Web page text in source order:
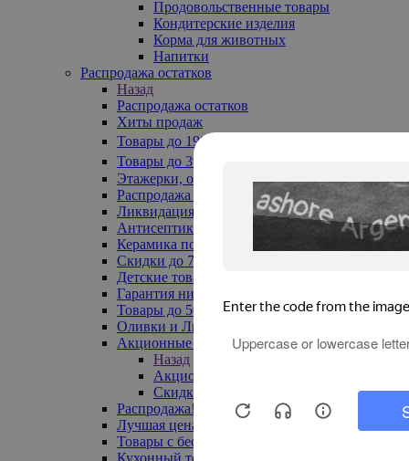
Продовольственные товары
Кондитерские изделия
Корма для животных
Напитки
Распродажа остатков
Назад
Распродажа остатков
Хиты продаж
Товары до 199₽
Товары до 399₽
Этажерки, обувницы
Распродажа текстиля до -50%
Ликвидация до -70%
Антисептики
Керамика по 129 руб
Скидки до 70%
Детские товары
Гарантия низкой цены
Товары до 500 руб
Оливки и Лимоны
Акционные товары
Назад
Акционные товары
Скидка 20% по промокоду
Распродажа! Ульяновск до -70%
Лучшая цена
Товары с бесплатной доставкой
Кухонный текстиль